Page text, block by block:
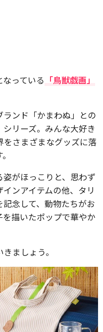
っている 「鳥獣戯画」
ンド「かまわぬ」との
リーズ。みんな大好き
さまざまなグッズに落
がほっこりと、思わず
ンアイテムの他、タリ
念して、動物たちがお
描いたポップで華やか
ましょう。